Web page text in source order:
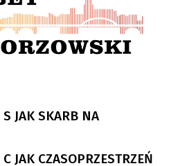
JAK SKARB NA
CZASOPRZESTRZEŃ